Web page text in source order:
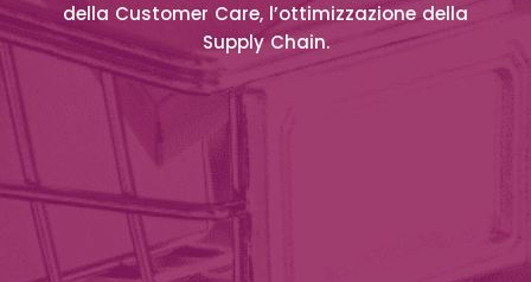
della Customer Care, l’ottimizzazione della
Supply Chain.